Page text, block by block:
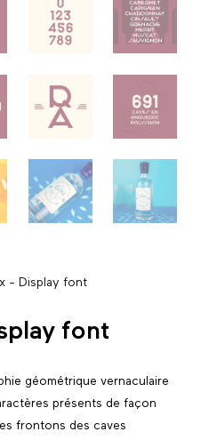
- Display font
font
géométrique vernaculaire
présents de façon
frontons des caves